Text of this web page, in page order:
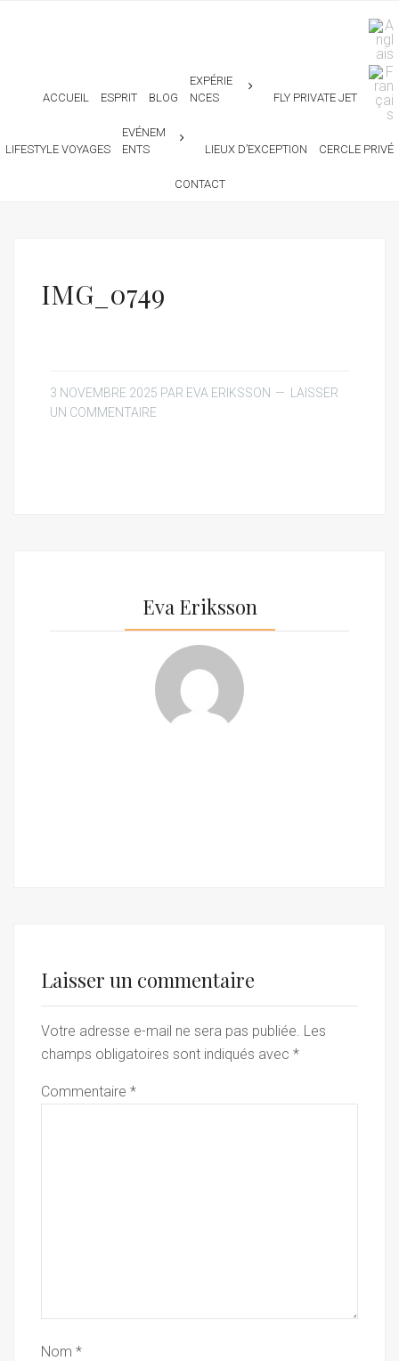
ACCUEIL ESPRIT BLOG
EXPÉRIE
NCES
FLY PRIVATE JET
LIFESTYLE VOYAGES
EVÉNEM
ENTS
LIEUX D’EXCEPTION CERCLE PRIVÉ
CONTACT
IMG_0749
3 NOVEMBRE 2025 PAR EVA ERIKSSON
LAISSER
UN COMMENTAIRE
Eva Eriksson
Laisser un commentaire
Votre adresse e-mail ne sera pas publiée. Les
champs obligatoires sont indiqués avec *
Commentaire *
Nom *